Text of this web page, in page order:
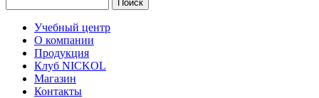
Учебный центр
О компании
Продукция
Клуб NICKOL
Магазин
Контакты